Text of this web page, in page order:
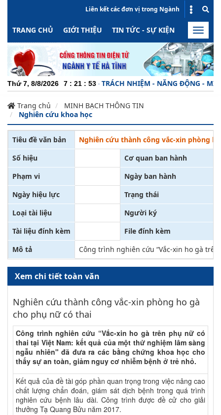
Liên kết các đơn vị trong Ngành
TRANG CHỦ GIỚI THIỆU TIN TỨC - SỰ KIỆN HOẠT
Toggle
Thứ 7, 8/8/2026 7 : 21 : 54
CHUYÊN NGHIỆP - TRÁCH NHIỆM - NĂNG ĐỘNG - MINH
Trang chủ
MINH BẠCH THÔNG TIN
Nghiên cứu khoa học
Tiêu đề văn bản
Nghiên cứu thành công vắc-xin phòng
Số hiệu
Cơ quan ban hành
Phạm vi
Ngày ban hành
Ngày hiệu lực
Trạng thái
Loại tài liệu
Người ký
Tài liệu đính kèm
File đính kèm
Mô tả
Công trình nghiên cứu “Vắc-xin ho gà
Xem chi tiết toàn văn
Nghiên cứu thành công vắc-xin phòng ho gà
cho phụ nữ có thai
Công trình nghiên cứu “Vắc-xin ho gà trên phụ nữ có
thai tại Việt Nam: kết quả của một thử nghiệm lâm sàng
ngẫu nhiên" đã đưa ra các bằng chứng khoa học cho
thấy sự an toàn, giảm nguy cơ nhiễm bệnh ở trẻ nhỏ.
Kết quả của đề tài góp phần quan trọng trong việc nâng cao
chất lượng chẩn đoán, giám sát dịch bệnh trong quá trình
nghiên cứu bệnh lâu dài. Công trình được đề cử cho giải
thưởng Tạ Quang Bửu năm 2017.